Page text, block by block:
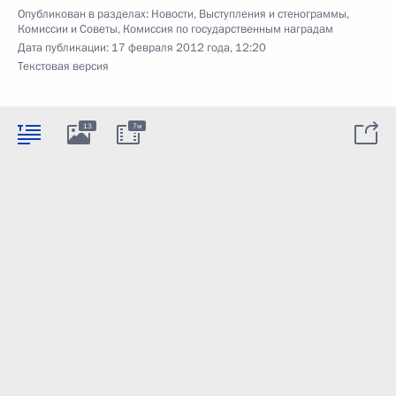
Опубликован в разделах: Новости, Выступления и стенограммы,
Комиссии и Советы, Комиссия по государственным наградам
Дата публикации: 17 февраля 2012 года, 12:20
Текстовая версия
13 7м